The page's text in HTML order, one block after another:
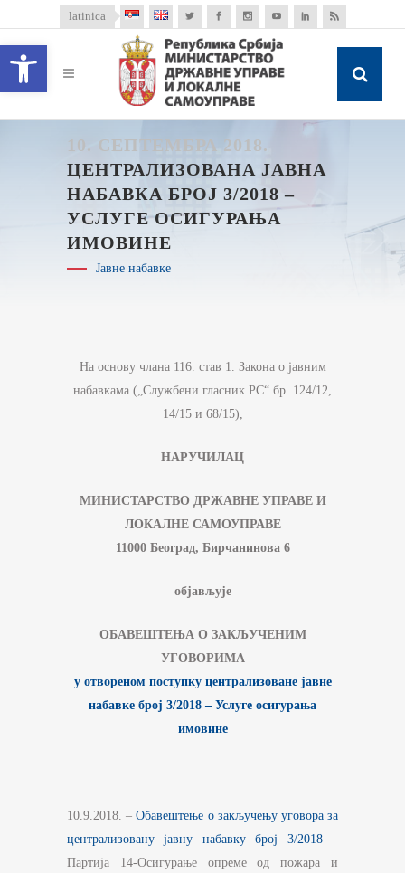
Open toolbar
latinica
10. СЕПТЕМБРА 2018.
ЦЕНТРАЛИЗОВАНА ЈАВНА
НАБАВКА БРОЈ 3/2018 –
УСЛУГЕ ОСИГУРАЊА
ИМОВИНЕ
Јавне набавке
На основу члана 116. став 1. Закона о јавним
набавкама („Службени гласник РС“ бр. 124/12,
14/15 и 68/15),
НАРУЧИЛАЦ
МИНИСТАРСТВО ДРЖАВНЕ УПРАВЕ И
ЛОКАЛНЕ САМОУПРАВЕ
11000 Београд, Бирчанинова 6
објављује
OБАВЕШТЕЊА О ЗАКЉУЧЕНИМ
УГОВОРИМА
у отвореном поступку централизоване јавне
набавке број 3/2018 – Услуге осигурања
имовине
10.9.2018. –Обавештење о закључењу уговора за
централизовану јавну набавку број 3/2018 –
Партија 14-Осигурање опреме од пожара и